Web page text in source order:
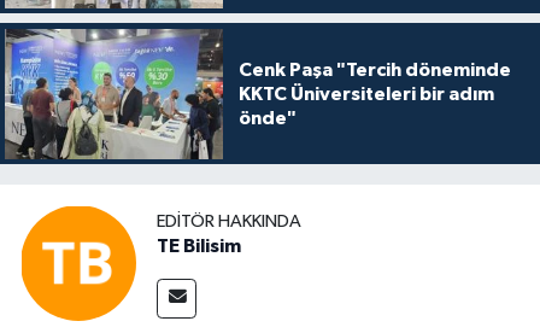
Cenk Paşa "Tercih döneminde
KKTC Üniversiteleri bir adım
önde"
EDITÖR HAKKINDA
TE Bilisim